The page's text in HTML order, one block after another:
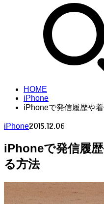
HOME
iPhone
iPhoneで発信履歴や
iPhone2015.12.06
iPhoneで発信履
る方法